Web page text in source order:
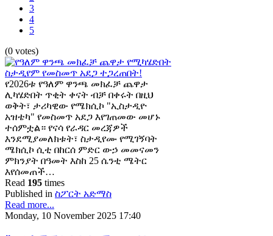
3
4
5
(0 votes)
የ2026ቱ የዓለም ዋንጫ መክፈቻ ጨዋታ
ሊካሄድበት ጥቂት ቀናት ብቻ በቀሩት በዚህ
ወቅት፣ ታሪካዊው የሜክሲኮ "ኢስታዲዮ
አዝቴካ" የመስመጥ አደጋ እየገጠመው መሆኑ
ተሰምቷል። የናሳ የራዳር መረጃዎች
እንደሚያመለክቱት፣ ስታዲየሙ የሚገኝባት
ሜክሲኮ ሲቲ በከርሰ ምድር ውኃ መመናመን
ምክንያት በዓመት እስከ 25 ሴንቲ ሜትር
እየሰመጠች…
Read 195 times
Published in ስፖርት አድማስ
Read more...
Monday, 10 November 2025 17:40